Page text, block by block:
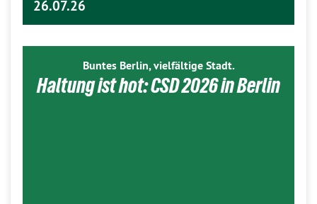
26.07.26
Buntes Berlin, vielfältige Stadt.
Haltung ist hot: CSD 2026 in Berlin